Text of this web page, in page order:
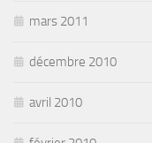
mars 2011
décembre 2010
avril 2010